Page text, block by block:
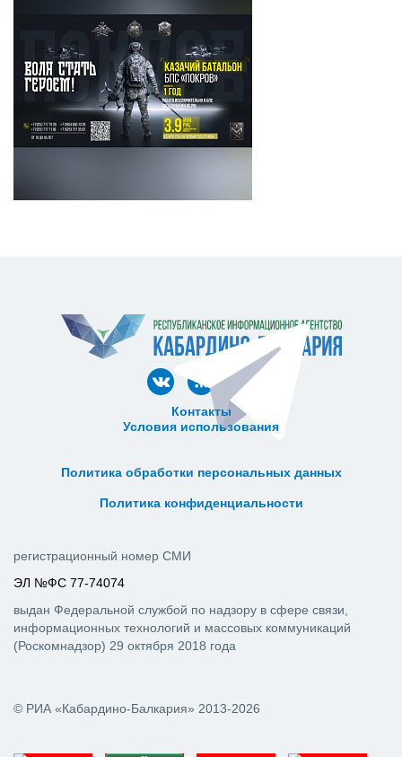
Контакты
Условия использования
Политика обработки персональных данных
Политика конфиденциальности
© РИА «Кабардино-Балкария» 2013-2026
регистрационный номер СМИ
ЭЛ №ФС 77-74074
выдан Федеральной службой по надзору в сфере связи,
информационных технологий и массовых коммуникаций
(Роскомнадзор) 29 октября 2018 года